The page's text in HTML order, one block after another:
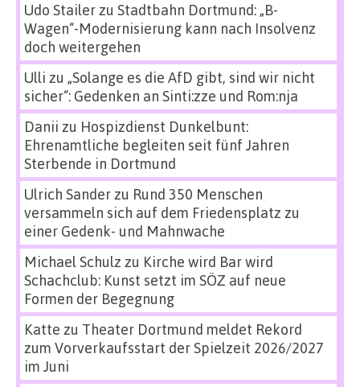
Udo Stailerzu Stadtbahn Dortmund: „B-
Wagen“-Modernisierung kann nach Insolvenz
doch weitergehen
Ulli zu „Solange es die AfD gibt, sind wir nicht
sicher“: Gedenken an Sinti:zze und Rom:nja
Danii zu Hospizdienst Dunkelbunt:
Ehrenamtliche begleiten seit fünf Jahren
Sterbende in Dortmund
Ulrich Sanderzu Rund 350 Menschen
versammeln sich auf dem Friedensplatz zu
einer Gedenk- und Mahnwache
Michael Schulz zu Kirche wird Bar wird
Schachclub: Kunst setzt im SÖZ auf neue
Formen der Begegnung
Katte zu Theater Dortmund meldet Rekord
zum Vorverkaufsstart der Spielzeit 2026/2027
im Juni